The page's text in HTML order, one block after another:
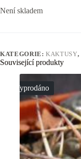
Není skladem
KATEGORIE:KAKTUSY,
Související produkty
Vyprodáno